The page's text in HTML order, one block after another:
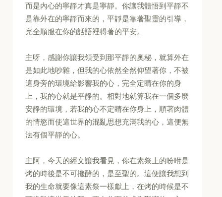
而是內心的寧靜才真是寧靜。你讓我體悟到平靜不
是靠外在的寧靜而來的，平靜是靠著聖靈的引導，
完全順服在你的話語裡得著的平安。
主呀，感謝你讓我領受到那平靜的奧秘，就算外在
是如此地吵雜，但我的心依然全然仰望著你，不被
這身旁的環境給影響我的心，完全定睛在你的身
上，我的心就是平靜的。相對地就算我在一個多麼
安靜的環境，若我的心不定睛在你身上，順著肉體
的情慾而使這世界的混亂思想充滿我的心，這便無
法有個平靜的心。
主阿，今天的經文讓我看見，你在素祭上的吩咐是
烤的時後是不可攙酵的，是至聖的。這便讓我想到
我的生命就要像這素祭一樣獻上，在烤的時候是不